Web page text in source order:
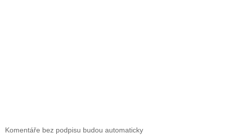
Komentáře bez podpisu budou automaticky